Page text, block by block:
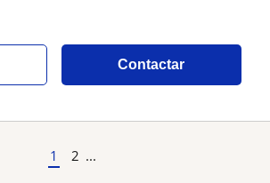
Contactar
1 2 ...